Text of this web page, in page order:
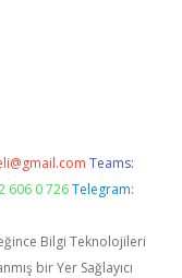
Teams:
606 0 726 Telegram:
Bilgi Teknolojileri
bir Yer Sağlayıcı